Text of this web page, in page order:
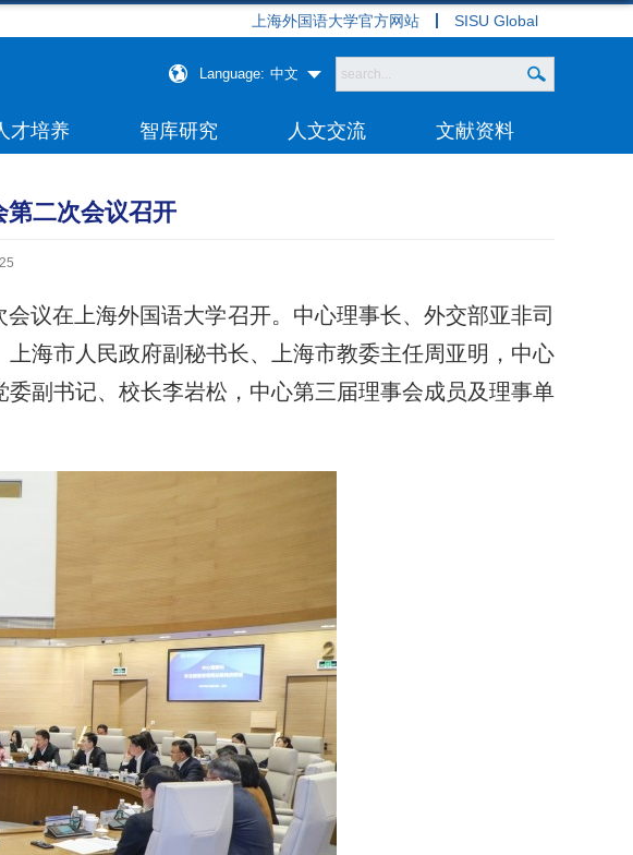
上海外国语大学官方网站 SISU Global
Language: 中文
才培养 智库研究 人文交流 文献资料
第二次会议召开
议在上海外国语大学召开。中心理事长、外交部亚非司
海市人民政府副秘书长、上海市教委主任周亚明，中心
副书记、校长李岩松，中心第三届理事会成员及理事单